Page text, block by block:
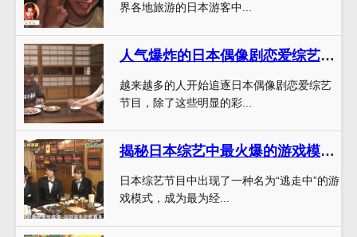
界各地旅游的日本游客中...
人气爆炸的日本偶像剧恋爱综艺不仅有戏，还有这些偷偷藏起来的彩蛋呢
越来越多的人开始追逐日本偶像剧恋爱综艺
节目，除了这些明显的彩...
揭秘日本综艺中最火爆的游戏模式，你会玩吗？
日本综艺节目中出现了一种名为“逃走中”的游
戏模式，成为最为经...